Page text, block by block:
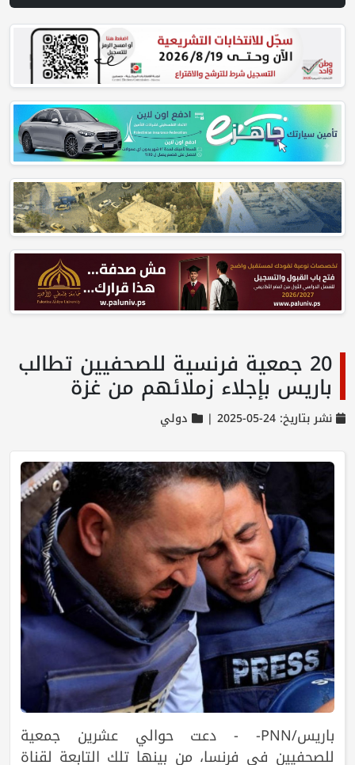
20 جمعية فرنسية للصحفيين تطالب
باريس بإجلاء زملائهم من غزة
نشر بتاريخ: 24-05-2025 | دولي
باريس/PNN- - دعت حوالي عشرين جمعية
للصحفيين في فرنسا، من بينها تلك التابعة لقناة